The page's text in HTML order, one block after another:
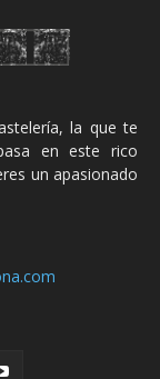
la que te
en este rico
un apasionado